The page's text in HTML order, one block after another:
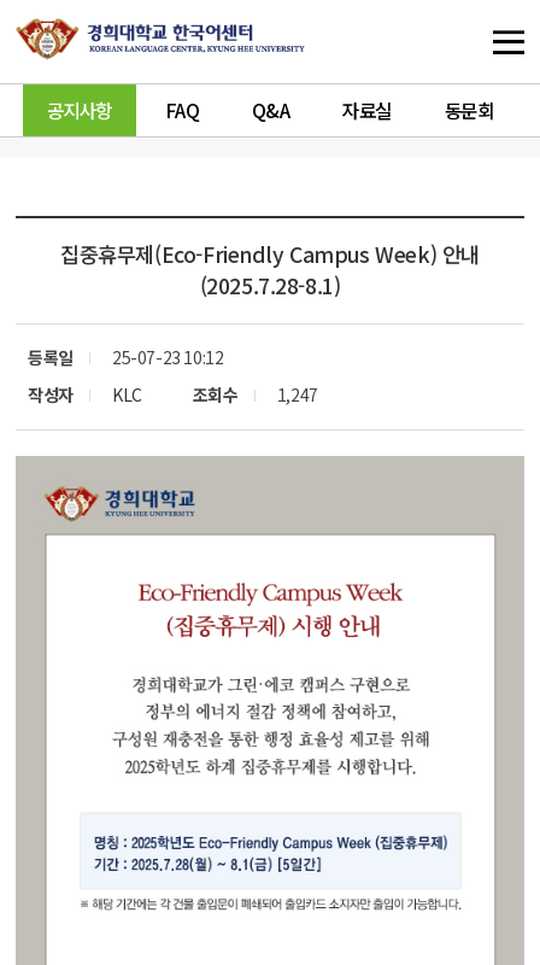
공지사항 FAQ Q&A 자료실 동문회
집중휴무제(Eco-Friendly Campus Week) 안내
(2025.7.28-8.1)
등록일
25-07-23 10:12
작성자
KLC 조회수 1,247